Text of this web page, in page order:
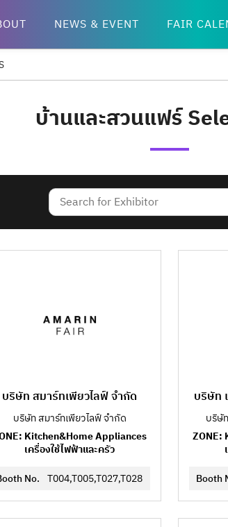
NEWS & EVENT FAIR
บ้านและสวนแฟร์
บริษัท สมาร์ทเพียวไลฟ์ จำกัด
บริษัท สมาร์ทเพียวไลฟ์ จำกัด
Kitchen&Home Appliances
เครื่องใช้ไฟฟ้าและครัว
No. T004,T005,T027,T028
บริษัท
บริษั
ZONE:
Booth